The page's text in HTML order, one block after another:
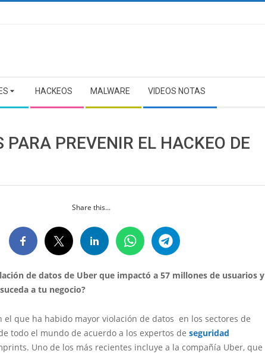
HACKEOS MALWARE VIDEOS NOTAS
PARA PREVENIR EL HACKEO DE
Share this...
de datos de Uber que impactó a 57 millones de usuarios y
a tu negocio?
el que ha habido mayor violación de datos en los sectores de
todo el mundo de acuerdo a los expertos de seguridad
Uno de los más recientes incluye a la compañía Uber, que